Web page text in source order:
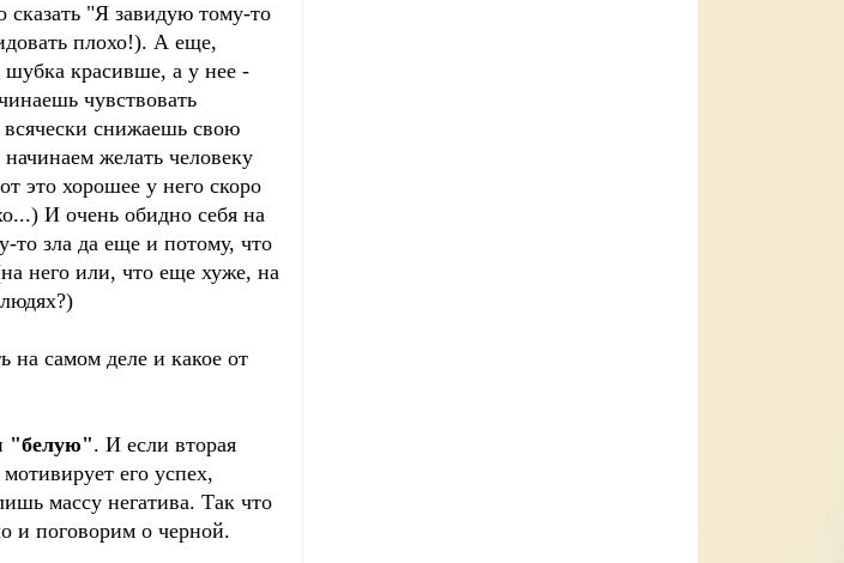
сказать "Я завидую тому-то
плохо!). А еще,
шубка красивше, а у нее -
чувствовать
снижаешь свою
желать человеку
это хорошее у него скоро
И очень обидно себя на
то зла да еще и потому, что
него или, что еще хуже, на
на самом деле и какое от
"белую". И если вторая
его успех,
массу негатива. Так что
и поговорим о черной.